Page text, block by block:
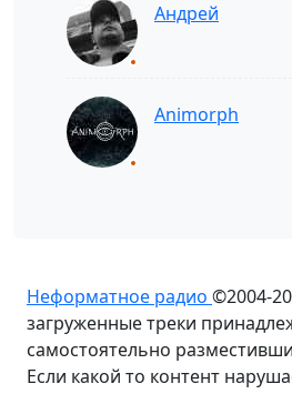
Андрей
Animorph
Неформатное радио ©2004-
загруженные треки
самостоятельно
Если какой то контент